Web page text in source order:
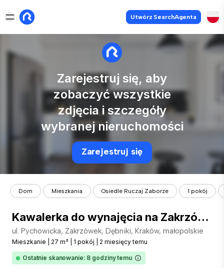
Utwórz SearchAgenta
Zarejestruj się, aby
zobaczyć wszystkie
zdjęcia i szczegóły
wybranej nieruchomości
Zarejestruj się
Dom Mieszkania Osiedle Ruczaj Zaborze 1 pokój
Kawalerka do wynajęcia na Zakrzówku bezpośrednio od właściciela.
ul. Pychowicka, Zakrzówek, Dębniki, Kraków, małopolskie
Mieszkanie 27 m² 1 pokój 2 miesięcy temu
Ostatnie skanowanie: 8 godziny temu